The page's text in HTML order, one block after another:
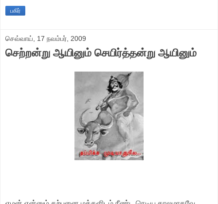
பகிர்
செவ்வாய், 17 நவம்பர், 2009
செற்றன்று ஆயினும் செயிர்த்தன்று ஆயினும்